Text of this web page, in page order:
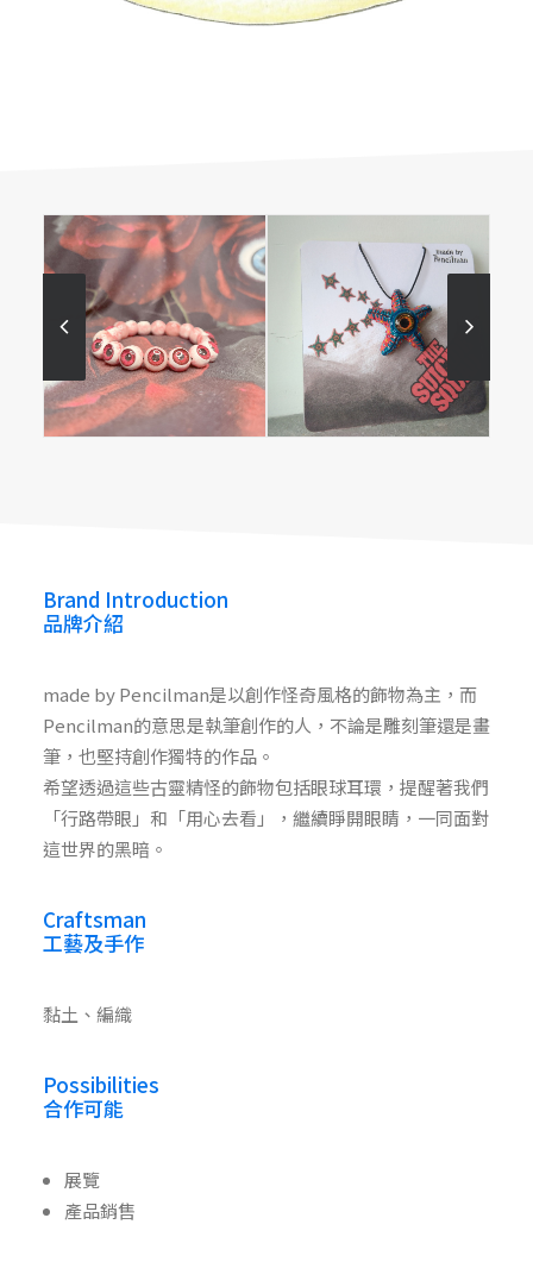
made by Pencilman
made by Pencilman
Brand Introduction
品牌介紹
made by Pencilman是以創作怪奇風格的飾物為主，而
Pencilman的意思是執筆創作的人，不論是雕刻筆還是畫
筆，也堅持創作獨特的作品。
希望透過這些古靈精怪的飾物包括眼球耳環，提醒著我們
「行路帶眼」和「用心去看」，繼續睜開眼睛，一同面對
這世界的黑暗。
Craftsman
工藝及手作
黏土、編織
Possibilities
合作可能
展覽
產品銷售